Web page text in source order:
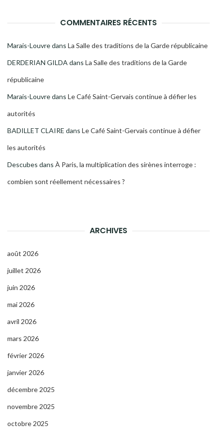
COMMENTAIRES RÉCENTS
Marais-Louvredans La Salle des traditions de la Garde républicaine
DERDERIAN GILDA dans La Salle des traditions de la Garde
républicaine
Marais-Louvredans Le Café Saint-Gervais continue à défier les
autorités
BADILLET CLAIRE dans Le Café Saint-Gervais continue à défier
les autorités
Descubes dans À Paris, la multiplication des sirènes interroge :
combien sont réellement nécessaires ?
ARCHIVES
août 2026
juillet 2026
juin 2026
mai 2026
avril 2026
mars 2026
février 2026
janvier 2026
décembre 2025
novembre 2025
octobre 2025